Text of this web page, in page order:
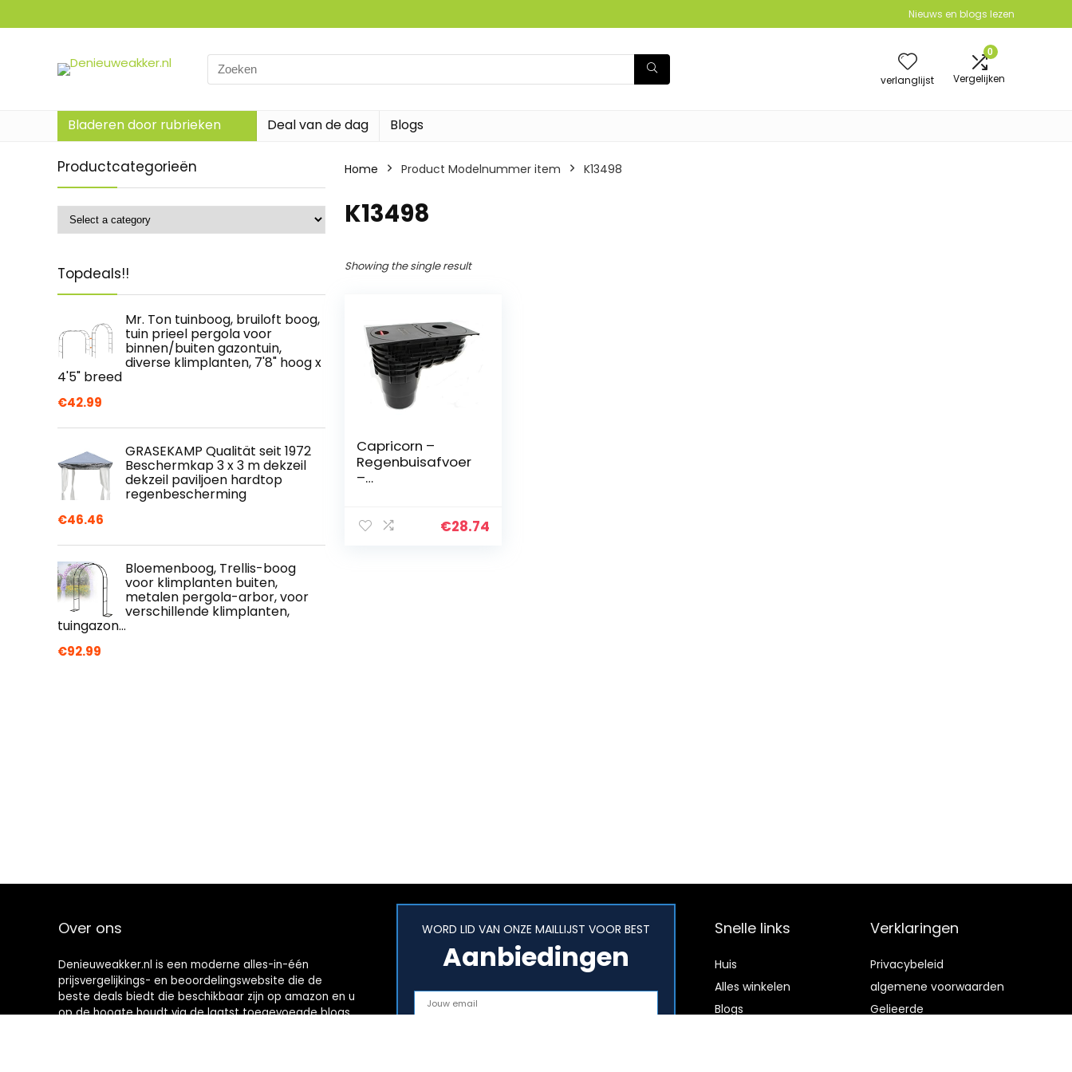
Nieuws en blogs lezen
Search
for:
verlanglijst
0
Vergelijken
Bladeren door rubrieken Deal van de dag Blogs
Productcategorieën
Topdeals!!
Mr. Ton tuinboog, bruiloft boog,
tuin prieel pergola voor
binnen/buiten gazontuin,
diverse klimplanten, 7'8" hoog x
4'5" breed
€42.99
GRASEKAMP Qualität seit 1972
Beschermkap 3 x 3 m dekzeil
dekzeil paviljoen hardtop
regenbescherming
€46.46
Bloemenboog, Trellis-boog
voor klimplanten buiten,
metalen pergola-arbor, voor
verschillende klimplanten,
tuingazon…
€92.99
Home Product Modelnummer item ‎K13498
‎K13498
Showing the single result
Capricorn –
Regenbuisafvoer
–
dakgootafvoer –
€28.74
Over ons
Denieuweakker.nl is een moderne alles-in-één
prijsvergelijkings- en beoordelingswebsite die de
beste deals biedt die beschikbaar zijn op amazon en u
op de hoogte houdt via de laatst toegevoegde blogs.
WORD LID VAN ONZE MAILLIJST VOOR BEST
Aanbiedingen
Snelle links
Huis
Alles winkelen
Blogs
Verklaringen
Privacybeleid
algemene voorwaarden
Gelieerde